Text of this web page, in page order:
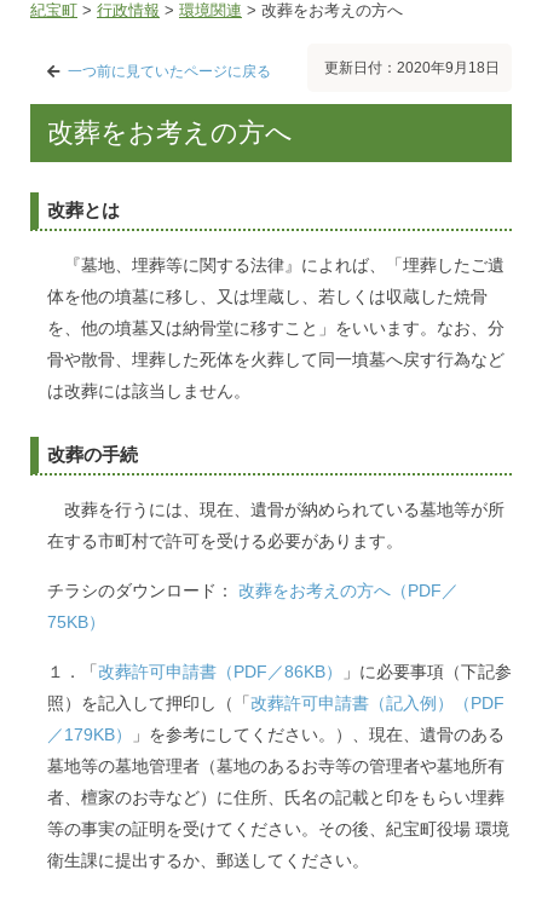
紀宝町 > 行政情報 > 環境関連 > 改葬をお考えの方へ
一つ前に見ていたページに戻る 更新日付：2020年9月18日
改葬をお考えの方へ
改葬とは
『墓地、埋葬等に関する法律』によれば、「埋葬したご遺
体を他の墳墓に移し、又は埋蔵し、若しくは収蔵した焼骨
を、他の墳墓又は納骨堂に移すこと」をいいます。なお、分
骨や散骨、埋葬した死体を火葬して同一墳墓へ戻す行為など
は改葬には該当しません。
改葬の手続
改葬を行うには、現在、遺骨が納められている墓地等が所
在する市町村で許可を受ける必要があります。
チラシのダウンロード： 改葬をお考えの方へ（PDF／
75KB）
１．「改葬許可申請書（PDF／86KB）
」に必要事項（下記参
照）を記入して押印し（「改葬許可申請書（記入例）（PDF
／179KB）
」を参考にしてください。）、現在、遺骨のある
墓地等の墓地管理者（墓地のあるお寺等の管理者や墓地所有
者、檀家のお寺など）に住所、氏名の記載と印をもらい埋葬
等の事実の証明を受けてください。その後、紀宝町役場 環境
衛生課に提出するか、郵送してください。